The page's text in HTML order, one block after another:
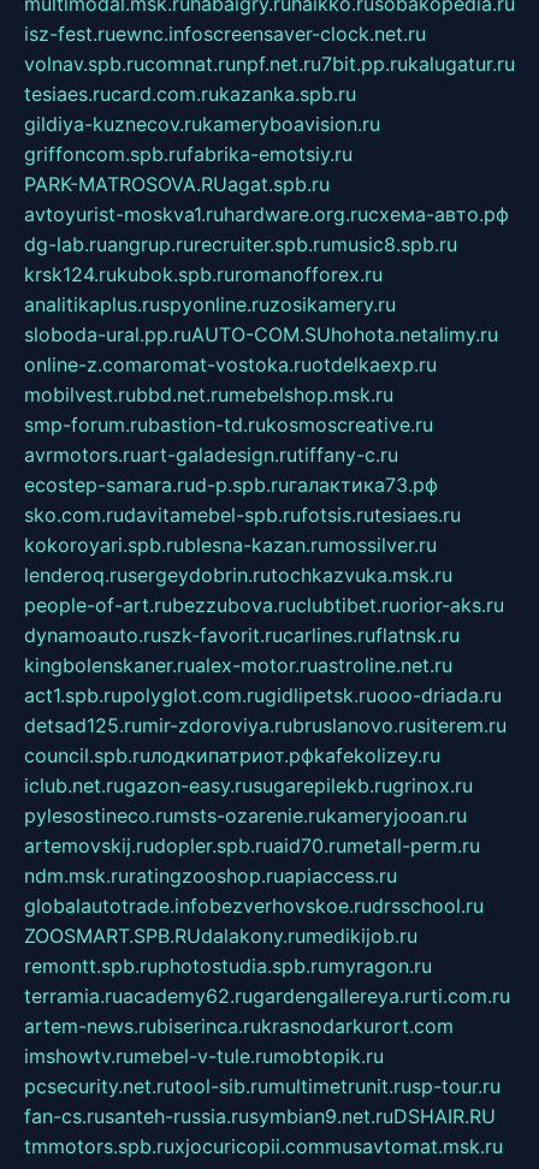
isz-fest.ruewnc.infoscreensaver-clock.net.ru
volnav.spb.rucomnat.runpf.net.ru7bit.pp.rukalugatur.ru
tesiaes.rucard.com.rukazanka.spb.ru
gildiya-kuznecov.rukameryboavision.ru
griffoncom.spb.rufabrika-emotsiy.ru
PARK-MATROSOVA.RUagat.spb.ru
avtoyurist-moskva1.ruhardware.org.ruсхема-авто.рф
dg-lab.ruangrup.rurecruiter.spb.rumusic8.spb.ru
krsk124.rukubok.spb.ruromanofforex.ru
analitikaplus.ruspyonline.ruzosikamery.ru
sloboda-ural.pp.ruAUTO-COM.SUhohota.netalimy.ru
online-z.comaromat-vostoka.ruotdelkaexp.ru
mobilvest.rubbd.net.rumebelshop.msk.ru
smp-forum.rubastion-td.rukosmoscreative.ru
avrmotors.ruart-galadesign.rutiffany-c.ru
ecostep-samara.rud-p.spb.ruгалактика73.рф
sko.com.rudavitamebel-spb.rufotsis.rutesiaes.ru
kokoroyari.spb.rublesna-kazan.rumossilver.ru
lenderoq.rusergeydobrin.rutochkazvuka.msk.ru
people-of-art.rubezzubova.ruclubtibet.ruorior-aks.ru
dynamoauto.ruszk-favorit.rucarlines.ruflatnsk.ru
kingbolenskaner.rualex-motor.ruastroline.net.ru
act1.spb.rupolyglot.com.rugidlipetsk.ruooo-driada.ru
detsad125.rumir-zdoroviya.rubruslanovo.rusiterem.ru
council.spb.ruлодкипатриот.рфkafekolizey.ru
iclub.net.rugazon-easy.rusugarepilekb.rugrinox.ru
pylesostineco.rumsts-ozarenie.rukameryjooan.ru
artemovskij.rudopler.spb.ruaid70.rumetall-perm.ru
ndm.msk.ruratingzooshop.ruapiaccess.ru
globalautotrade.infobezverhovskoe.rudrsschool.ru
ZOOSMART.SPB.RUdalakony.rumedikijob.ru
remontt.spb.ruphotostudia.spb.rumyragon.ru
terramia.ruacademy62.rugardengallereya.rurti.com.ru
artem-news.rubiserinca.rukrasnodarkurort.com
imshowtv.rumebel-v-tule.rumobtopik.ru
pcsecurity.net.rutool-sib.rumultimetrunit.rusp-tour.ru
fan-cs.rusanteh-russia.rusymbian9.net.ruDSHAIR.RU
tmmotors.spb.ruxjocuricopii.commusavtomat.msk.ru